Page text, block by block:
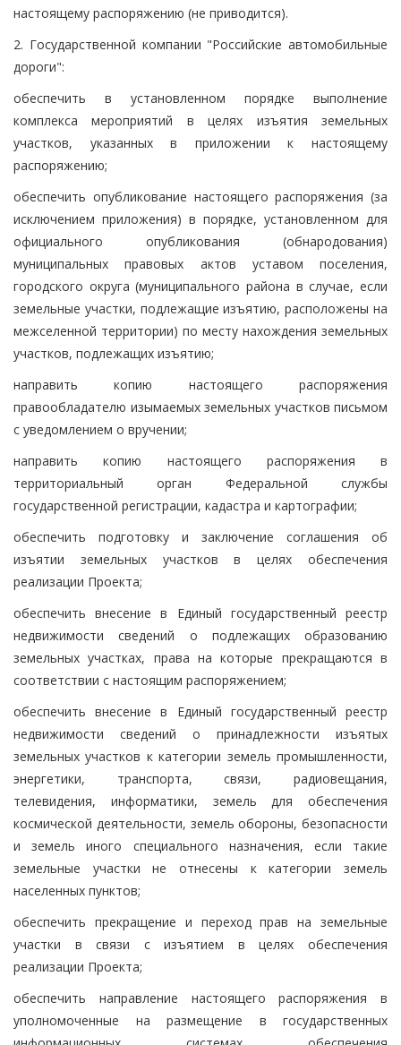
настоящему распоряжению (не приводится).
2. Государственной компании "Российские автомобильные
дороги":
обеспечить в установленном порядке выполнение
комплекса мероприятий в целях изъятия земельных
участков, указанных в приложении к настоящему
распоряжению;
обеспечить опубликование настоящего распоряжения (за
исключением приложения) в порядке, установленном для
официального опубликования (обнародования)
муниципальных правовых актов уставом поселения,
городского округа (муниципального района в случае, если
земельные участки, подлежащие изъятию, расположены на
межселенной территории) по месту нахождения земельных
участков, подлежащих изъятию;
направить копию настоящего распоряжения
правообладателю изымаемых земельных участков письмом
с уведомлением о вручении;
направить копию настоящего распоряжения в
территориальный орган Федеральной службы
государственной регистрации, кадастра и картографии;
обеспечить подготовку и заключение соглашения об
изъятии земельных участков в целях обеспечения
реализации Проекта;
обеспечить внесение в Единый государственный реестр
недвижимости сведений о подлежащих образованию
земельных участках, права на которые прекращаются в
соответствии с настоящим распоряжением;
обеспечить внесение в Единый государственный реестр
недвижимости сведений о принадлежности изъятых
земельных участков к категории земель промышленности,
энергетики, транспорта, связи, радиовещания,
телевидения, информатики, земель для обеспечения
космической деятельности, земель обороны, безопасности
и земель иного специального назначения, если такие
земельные участки не отнесены к категории земель
населенных пунктов;
обеспечить прекращение и переход прав на земельные
участки в связи с изъятием в целях обеспечения
реализации Проекта;
обеспечить направление настоящего распоряжения в
уполномоченные на размещение в государственных